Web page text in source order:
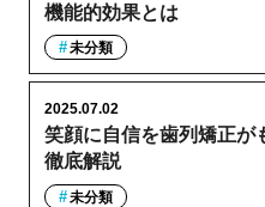
機能的効果とは
未分類
笑顔に自信を歯列矯正が
徹底解説
2025.07.02
未分類